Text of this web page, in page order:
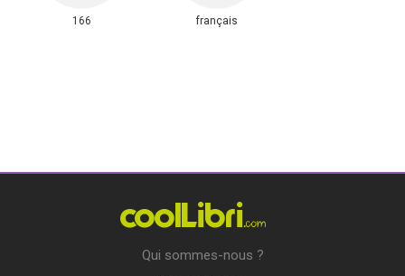
166 français
Qui sommes-nous ?